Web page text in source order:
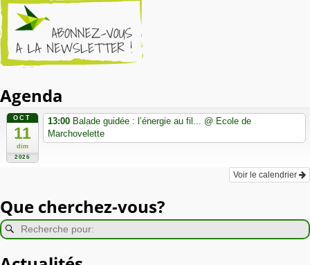
Agenda
OCT
11
dim
2026
13:00 Balade guidée : l’énergie au fil... @ Ecole de
Marchovelette
Voir le calendrier
Que cherchez-vous?